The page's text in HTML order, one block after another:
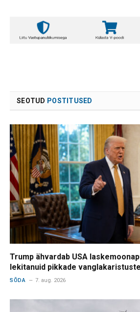
SEOTUD POSTITUSED
Trump ähvardab USA
lekitanuid pikkade
SÕDA 7. aug. 2026